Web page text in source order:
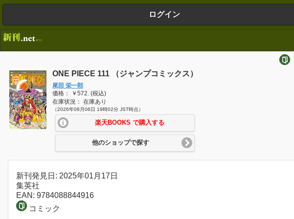
ログイン
ONE PIECE 111 （ジャンプコミックス）
尾田 栄一郎
価格： ￥572. (税込)
在庫状況： 在庫あり
（2026年08月06日 19時02分 JST時点）
楽天BOOKS で購入する
他のショップで探す
新刊発見日: 2025年01月17日
集英社
EAN: 9784088844916
コミック